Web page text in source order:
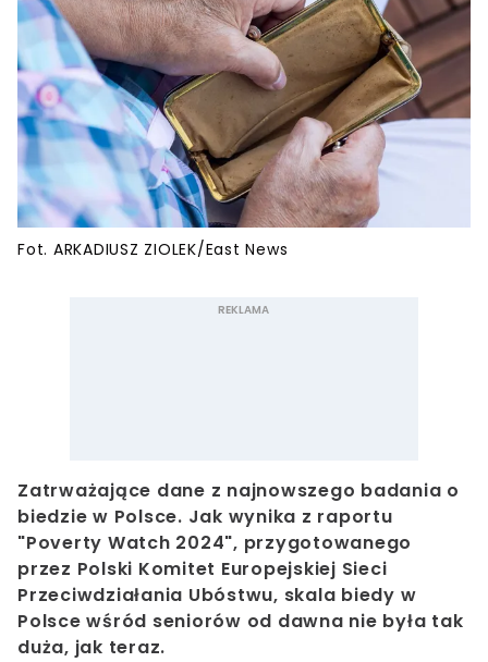
Fot. ARKADIUSZ ZIOLEK/East News
Zatrważające dane z najnowszego badania o
biedzie w Polsce. Jak wynika z raportu
"Poverty Watch 2024", przygotowanego
przez Polski Komitet Europejskiej Sieci
Przeciwdziałania Ubóstwu, skala biedy w
Polsce wśród seniorów od dawna nie była tak
duża, jak teraz.